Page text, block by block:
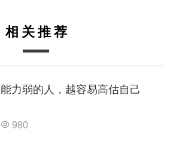
相关推荐
能力弱的人，越容易高估自己
980